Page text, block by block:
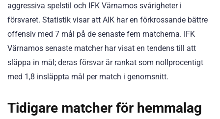
aggressiva spelstil och IFK Värnamos svårigheter i
försvaret. Statistik visar att AIK har en förkrossande bättre
offensiv med 7 mål på de senaste fem matcherna. IFK
Värnamos senaste matcher har visat en tendens till att
släppa in mål; deras försvar är rankat som nollprocentigt
med 1,8 insläppta mål per match i genomsnitt.
Tidigare matcher för hemmalag